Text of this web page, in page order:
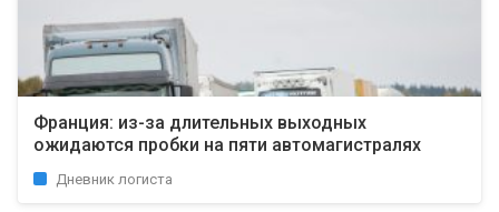
Франция: из-за длительных выходных
ожидаются пробки на пяти автомагистралях
Дневник логиста